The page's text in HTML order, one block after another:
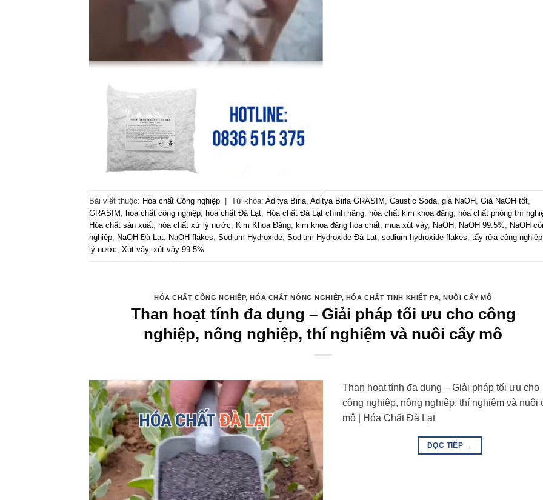
Bài viết thuộc: Hóa chất Công nghiệp Từ khóa: Aditya Birla Aditya Birla GRASIM Caustic Soda giá NaOH Giá NaOH tốt
GRASIM
hóa chất công nghiệp hóa chất Đà Lạt Hóa chất Đà Lạt chính hãng hóa chất kim khoa đăng
hóa chất phòng thí
Hóa chất sản xuất
hóa chất xử lý nước Kim Khoa Đăng kim khoa đăng hóa chất mua xút vảy, NaOH NaOH 99.5%
NaOH
nghiệp
NaOH Đà Lạt NaOH flakes Sodium Hydroxide Sodium Hydroxide Đà Lạt sodium hydroxide flakes tẩy rửa công nghiệp
lý nước Xút vảy, xút vảy 99.5%
HÓA CHẤT CÔNG NGHIỆP,HÓA CHẤT NÔNG NGHIỆP, HÓA CHẤT TINH KHIẾT PA,NUÔI CẤY MÔ
Than hoạt tính đa dụng – Giải pháp tối ưu cho công
nghiệp, nông nghiệp, thí nghiệm và nuôi cấy mô
Than hoạt tính đa dụng – Giải pháp tối ưu cho
công nghiệp, nông nghiệp, thí nghiệm và nuôi
mô | Hóa Chất Đà Lạt
ĐỌC TIẾP →